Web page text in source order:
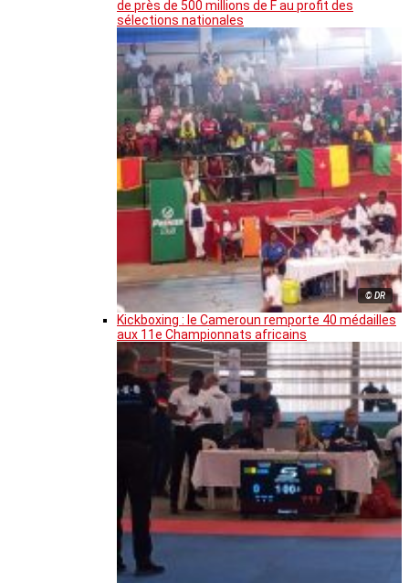
de près de 500 millions de F au profit des
sélections nationales
© DR
Kickboxing : le Cameroun remporte 40 médailles
aux 11e Championnats africains